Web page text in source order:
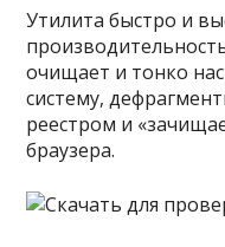
Утилита быстро и
очищает и тонко
систему,
реестром и
браузера.